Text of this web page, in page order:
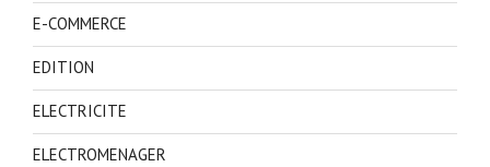
E-COMMERCE
EDITION
ELECTRICITE
ELECTROMENAGER